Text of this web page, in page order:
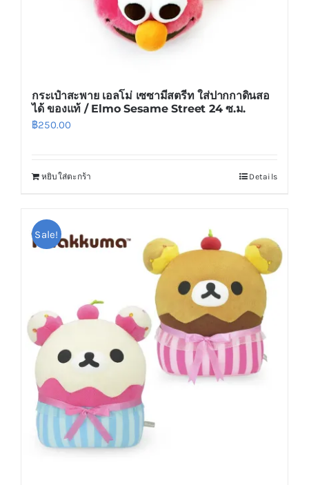
กระเป๋าสะพาย เอลโม่ เซซามีสตรีท ใส่ปากกาดินสอ
ได้ ของแท้ / Elmo Sesame Street 24 ซ.ม.
฿250.00
หยิบใส่ตะกร้า Details
Sale!